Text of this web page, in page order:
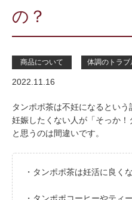
の？
商品について 体調のトラブ
2022.11.16
タンポポ茶は不妊になるという
妊娠したくない人が「そっか！
と思うのは間違いです。
・タンポポ茶は妊活に良く